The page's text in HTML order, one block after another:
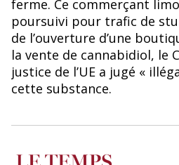
ferme. Ce commerçant
poursuivi pour trafic de
de l’ouverture d’une
la vente de cannabidiol, le
justice de l’UE a jugé «
cette substance.